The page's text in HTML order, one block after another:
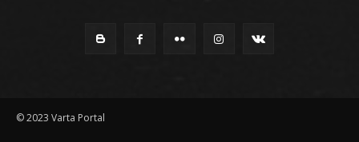
© 2023 Varta Portal